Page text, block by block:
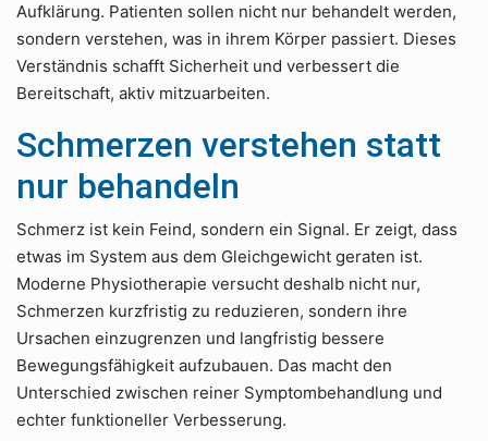
Aufklärung. Patienten sollen nicht nur behandelt werden,
sondern verstehen, was in ihrem Körper passiert. Dieses
Verständnis schafft Sicherheit und verbessert die
Bereitschaft, aktiv mitzuarbeiten.
Schmerzen verstehen statt
nur behandeln
Schmerz ist kein Feind, sondern ein Signal. Er zeigt, dass
etwas im System aus dem Gleichgewicht geraten ist.
Moderne Physiotherapie versucht deshalb nicht nur,
Schmerzen kurzfristig zu reduzieren, sondern ihre
Ursachen einzugrenzen und langfristig bessere
Bewegungsfähigkeit aufzubauen. Das macht den
Unterschied zwischen reiner Symptombehandlung und
echter funktioneller Verbesserung.